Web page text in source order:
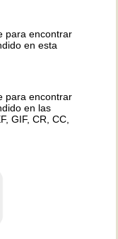
para encontrar
en esta
para encontrar
en las
GIF, CR, CC,